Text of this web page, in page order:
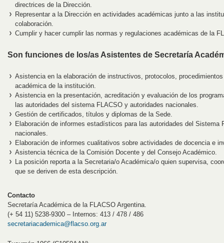
directrices de la Dirección.
Representar a la Dirección en actividades académicas junto a las
colaboración.
Cumplir y hacer cumplir las normas y regulaciones académicas de la
Son funciones de los/as Asistentes de Secretaría
Asistencia en la elaboración de instructivos, protocolos,
académica de la institución.
Asistencia en la presentación, acreditación y evaluación de los
las autoridades del sistema FLACSO y autoridades nacionales.
Gestión de certificados, títulos y diplomas de la Sede.
Elaboración de informes estadísticos para las autoridades del Sistema
nacionales.
Elaboración de informes cualitativos sobre actividades de docencia e
Asistencia técnica de la Comisión Docente y del Consejo Académico.
La posición reporta a la Secretaria/o Académica/o quien supervisa,
que se deriven de esta descripción.
Contacto
Secretaría Académica de la FLACSO Argentina.
(+ 54 11) 5238-9300 – Internos: 413 / 478 / 486
secretariacademica@flacso.org.ar